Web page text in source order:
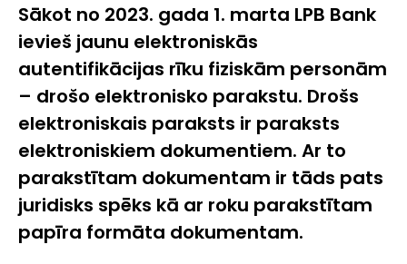
Sākot no 2023. gada 1. marta LPB Bank
ievieš jaunu elektroniskās
autentifikācijas rīku fiziskām personām
– drošo elektronisko parakstu. Drošs
elektroniskais paraksts ir paraksts
elektroniskiem dokumentiem. Ar to
parakstītam dokumentam ir tāds pats
juridisks spēks kā ar roku parakstītam
papīra formāta dokumentam.